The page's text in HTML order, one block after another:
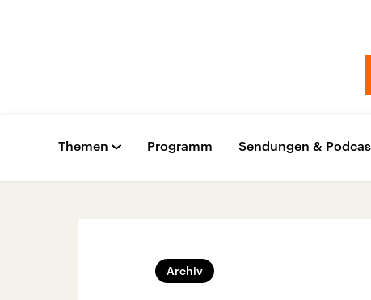
Themen Programm Sendungen &
Archiv